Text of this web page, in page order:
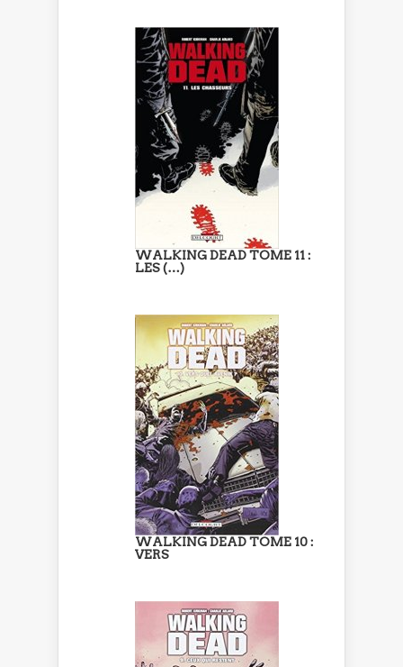
WALKING DEAD TOME 11 :
LES (…)
WALKING DEAD TOME 10 :
VERS